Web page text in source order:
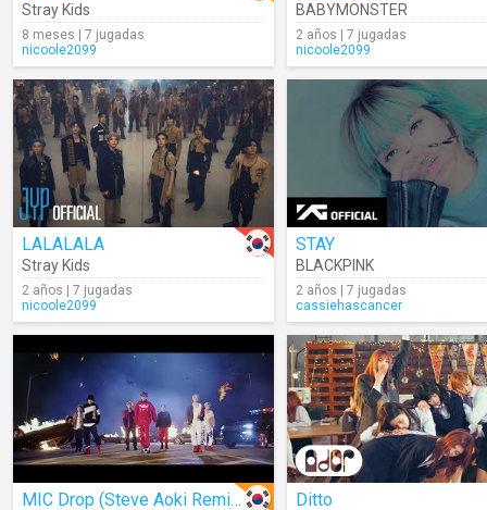
Stray Kids
8 meses | 7 jugadas
nicoole2099
BABYMONSTER
2 años | 7 jugadas
nicoole2099
LALALALA
Stray Kids
2 años | 7 jugadas
nicoole2099
STAY
BLACKPINK
2 años | 7 jugadas
cassiehascancer
MIC Drop (Steve Aoki Remix) Ditto